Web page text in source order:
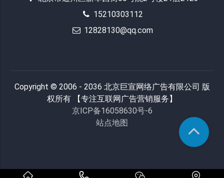
15210303112
12828130@qq.com
Copyright © 2006 - 2036 北京巨宣网络广告有限公司 版
权所有 【专注互联网广告营销服务】
京ICP备16058630号-6
站点地图